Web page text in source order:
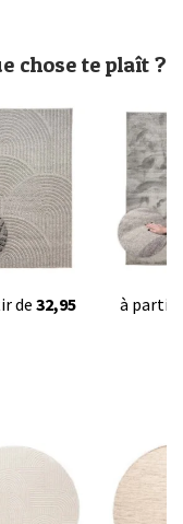
chose te plaît ?
de 32,95 à partir